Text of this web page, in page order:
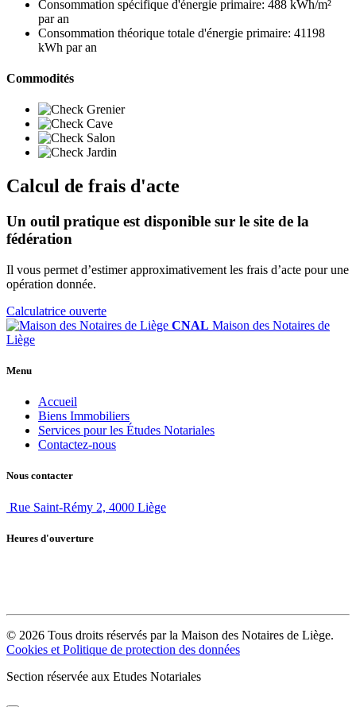
Consommation spécifique d'énergie primaire: 488 kWh/m²
par an
Consommation théorique totale d'énergie primaire: 41198
kWh par an
Commodités
Grenier
Cave
Salon
Jardin
Calcul de frais d'acte
Un outil pratique est disponible sur le site de la
fédération
Il vous permet d’estimer approximativement les frais d’acte pour une
opération donnée.
Calculatrice ouverte
CNAL Maison des Notaires de
Liège
Menu
Accueil
Biens Immobiliers
Services pour les Études Notariales
Contactez-nous
Nous contacter
Rue Saint-Rémy 2, 4000 Liège
Heures d'ouverture
© 2026 Tous droits réservés par la Maison des Notaires de Liège.
Cookies et Politique de protection des données
Section réservée aux Etudes Notariales